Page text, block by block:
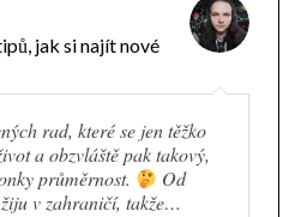
jak si najít nové
rad, které se jen těžko
a obzvláště pak takový,
průměrnost.
Od
v zahraničí, takže…